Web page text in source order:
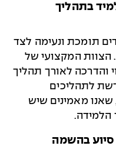
בתהליך
תומכת ונעימה לצד
הצוות המקצועי של
והדרכה לאורך תהליך
לתהליכים
שאנו מאמינים שיש
סיוע בהשמה